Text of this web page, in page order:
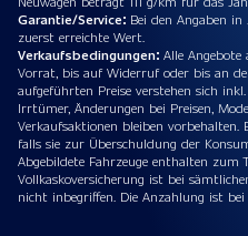
Garantie/Service: Bei den Angaben
zuerst erreichte Wert.
Verkaufsbedingungen: Alle
Vorrat, bis auf Widerruf oder bis an
aufgeführten Preise verstehen sich inkl.
Irrtümer, Änderungen bei Preisen,
Verkaufsaktionen bleiben vorbehalten.
falls sie zur Überschuldung der
Abgebildete Fahrzeuge enthalten zum
Vollkaskoversicherung ist bei
nicht inbegriffen. Die Anzahlung ist